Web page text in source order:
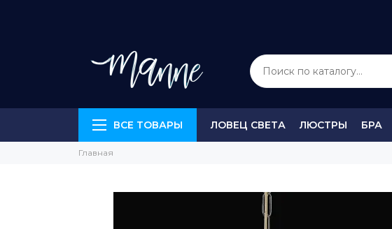
ВСЕ ТОВАРЫ ЛОВЕЦ СВЕТА ЛЮСТРЫ БРА
Главная